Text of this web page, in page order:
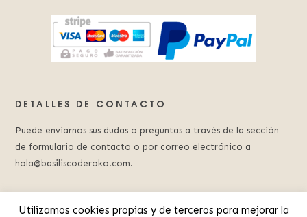
DETALLES DE CONTACTO
Puede enviarnos sus dudas o preguntas a través de la sección
de formulario de contacto o por correo electrónico a
hola@basiliscoderoko.com.
Utilizamos cookies propias y de terceros para mejorar la